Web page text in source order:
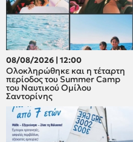
08/08/2026 | 12:00
Oλοκληρώθηκε και η τέταρτη
περίοδος του Summer Camp
του Ναυτικού Ομίλου
Σαντορίνης